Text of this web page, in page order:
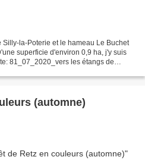
la-Poterie et le hameau Le Buchet
superficie d'environ 0,9 ha, j'y suis
81_07_2020_vers les étangs de
(automne)